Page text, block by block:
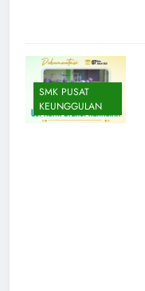
SMK PUSAT
KEUNGGULAN